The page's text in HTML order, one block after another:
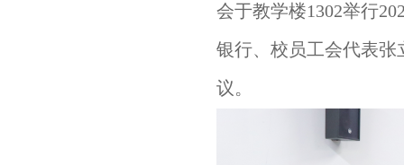
会于教学楼1302举行
银行、校员工会代表张
议。